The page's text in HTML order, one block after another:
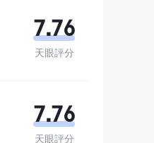
長期投資或退休
7.76
天眼評分
7.76
天眼評分